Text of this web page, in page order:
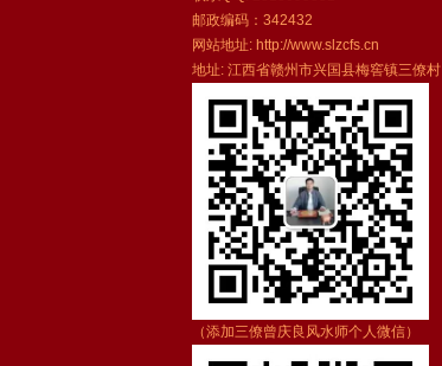
邮政编码：342432
网站地址: http://www.slzcfs.cn
地址: 江西省赣州市兴国县梅窖镇三僚村
（添加三僚曾庆良风水师个人微信）